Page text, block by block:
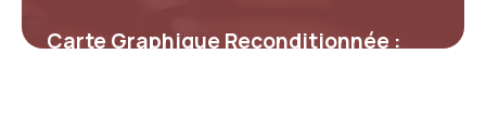
Carte Graphique Reconditionnée :